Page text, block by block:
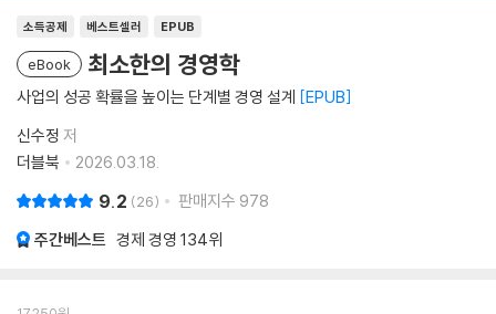
소득공제 베스트셀러 EPUB
eBook 최소한의 경영학
사업의 성공 확률을 높이는 단계별 경영 설계 EPUB
신수정 저
더블북
2026.03.18.
9.2 26 판매지수 978
주간베스트 경제 경영 134위